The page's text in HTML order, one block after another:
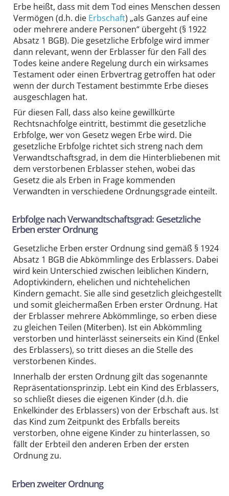
Erbe heißt, dass mit dem Tod eines Menschen dessen
Vermögen (d.h. die Erbschaft) „als Ganzes auf eine
oder mehrere andere Personen“ übergeht (§ 1922
Absatz 1 BGB). Die gesetzliche Erbfolge wird immer
dann relevant, wenn der Erblasser für den Fall des
Todes keine andere Regelung durch ein wirksames
Testament oder einen Erbvertrag getroffen hat oder
wenn der durch Testament bestimmte Erbe dieses
ausgeschlagen hat.
Für diesen Fall, dass also keine gewillkürte
Rechtsnachfolge eintritt, bestimmt die gesetzliche
Erbfolge, wer von Gesetz wegen Erbe wird. Die
gesetzliche Erbfolge richtet sich streng nach dem
Verwandtschaftsgrad, in dem die Hinterbliebenen mit
dem verstorbenen Erblasser stehen, wobei das
Gesetz die als Erben in Frage kommenden
Verwandten in verschiedene Ordnungsgrade einteilt.
Erbfolge nach Verwandtschaftsgrad: Gesetzliche
Erben erster Ordnung
Gesetzliche Erben erster Ordnung sind gemäß § 1924
Absatz 1 BGB die Abkömmlinge des Erblassers. Dabei
wird kein Unterschied zwischen leiblichen Kindern,
Adoptivkindern, ehelichen und nichtehelichen
Kindern gemacht. Sie alle sind gesetzlich gleichgestellt
und somit gleichermaßen Erben erster Ordnung. Hat
der Erblasser mehrere Abkömmlinge, so erben diese
zu gleichen Teilen (Miterben). Ist ein Abkömmling
verstorben und hinterlässt seinerseits ein Kind (Enkel
des Erblassers), so tritt dieses an die Stelle des
verstorbenen Kindes.
Innerhalb der ersten Ordnung gilt das sogenannte
Repräsentationsprinzip. Lebt ein Kind des Erblassers,
so schließt dieses die eigenen Kinder (d.h. die
Enkelkinder des Erblassers) von der Erbschaft aus. Ist
das Kind zum Zeitpunkt des Erbfalls bereits
verstorben, ohne eigene Kinder zu hinterlassen, so
fällt der Erbteil den anderen Erben der ersten
Ordnung zu.
Erben zweiter Ordnung